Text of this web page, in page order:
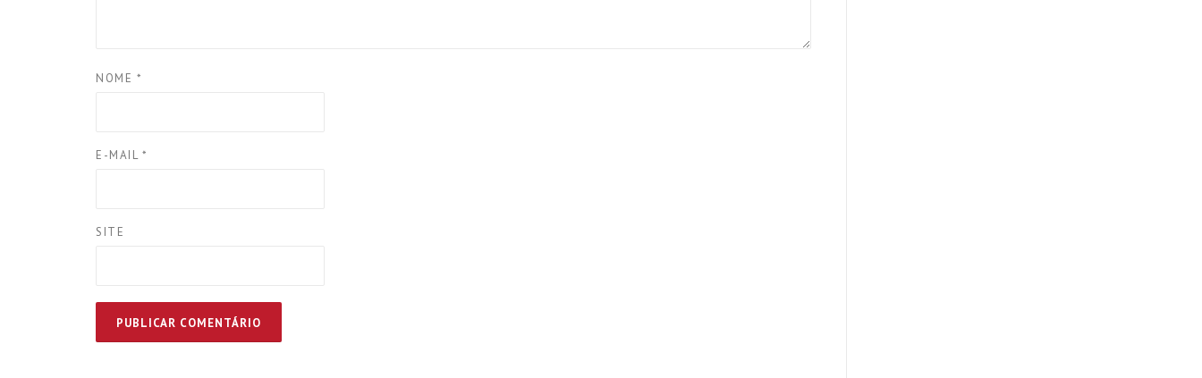
NOME *
E-MAIL *
SITE